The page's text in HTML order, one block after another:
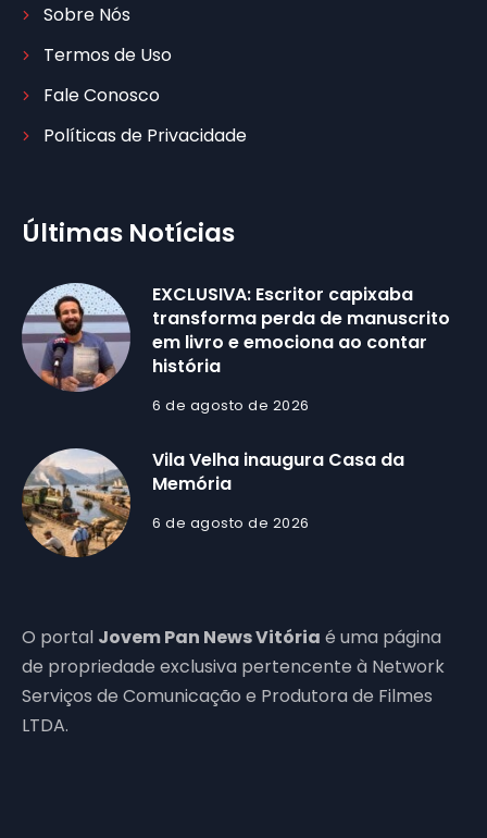
Sobre Nós
Termos de Uso
Fale Conosco
Políticas de Privacidade
Últimas Notícias
EXCLUSIVA: Escritor capixaba
transforma perda de manuscrito
em livro e emociona ao contar
história
6 de agosto de 2026
Vila Velha inaugura Casa da
Memória
6 de agosto de 2026
O portal Jovem Pan News Vitória é uma página
de propriedade exclusiva pertencente à Network
Serviços de Comunicação e Produtora de Filmes
LTDA.